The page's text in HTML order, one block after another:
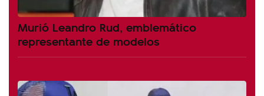
Murió Leandro Rud, emblemático
representante de modelos